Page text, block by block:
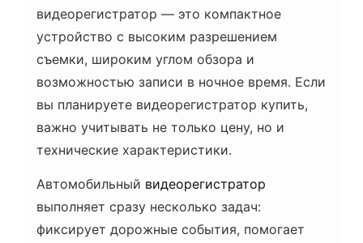
Н
видеорегистратор — это компактное
устройство с высоким разрешением
съемки, широким углом обзора и
возможностью записи в ночное время. Если
вы планируете видеорегистратор купить,
важно учитывать не только цену, но и
технические характеристики.
Автомобильный видеорегистратор
выполняет сразу несколько задач:
фиксирует дорожные события, помогает